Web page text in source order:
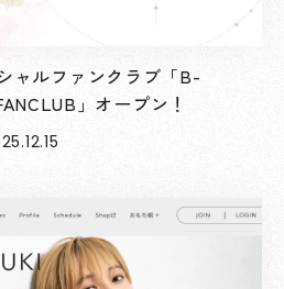
ャルファンクラブ「B-
」オープン！